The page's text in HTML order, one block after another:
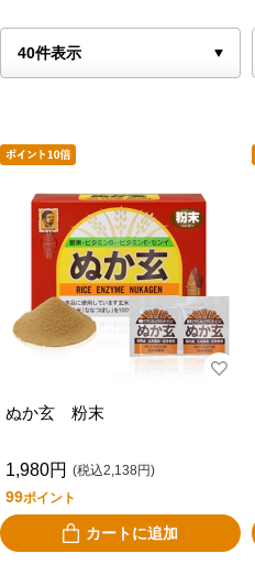
スピルリナブレンド
凄十
アイストローチ
日清オイリオ
ハウスウェルネスフ
ーズ
ン
マルイ物産
メイクトモロー
ぬか玄 粉末
1,980円 (税込2,138円)
99ポイント
カートに追加